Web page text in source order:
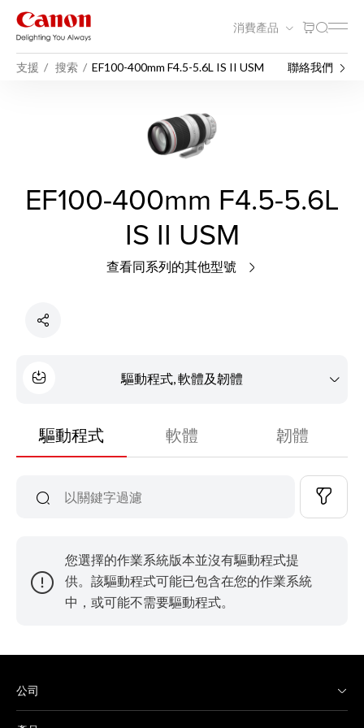
消費產品
支援 搜索 EF100-400mm F4.5-5.6L IS II USM 聯絡我們
EF100-400mm F4.5-5.6L
IS II USM
查看同系列的其他型號
驅動程式, 軟體及韌體
驅動程式 軟體 韌體
您選擇的作業系統版本並沒有驅動程式提
供。該驅動程式可能已包含在您的作業系統
中，或可能不需要驅動程式。
公司